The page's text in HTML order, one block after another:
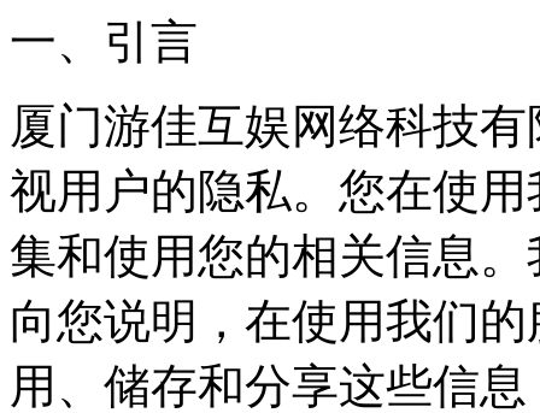
一、引言
厦门游佳互娱网络科技
视用户的隐私。您在使
集和使用您的相关信息
向您说明，在使用我们
用、储存和分享这些信